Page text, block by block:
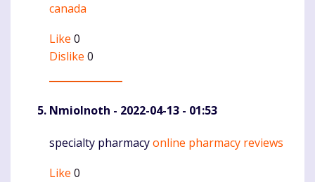
canada
Like 0
Dislike 0
NmioInoth - 2022-04-13 - 01:53
Komentaras
specialty pharmacyonline pharmacy reviews
Like 0